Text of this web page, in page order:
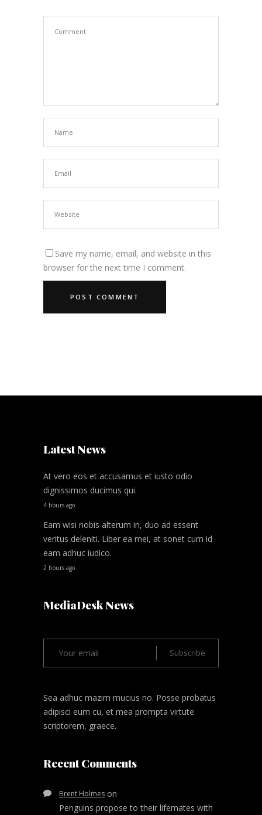
Save my name, email, and website in this
browser for the next time I comment.
Latest News
At vero eos et accusamus et iusto odio
dignissimos ducimus qui.
4 hours ago
Eam wisi nobis alterum in, duo ad essent
veritus deleniti. Liber ea mei, at sonet cum id
eam adhuc iudico.
2 hours ago
MediaDesk News
Sea adhuc mazim mucius no. Posse probatus
adipisci eum cu, et mea prompta virtute
scriptorem, graece.
Recent Comments
Brent Holmes on
Penguins propose to their lifemates with